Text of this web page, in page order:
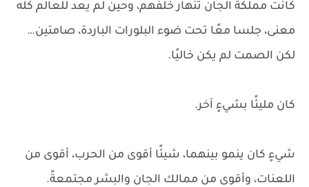
كانت مملكة الجان تنهار خلفهم، وحين لم يعد للعالم كله
معنى، جلسا معًا تحت ضوء البلورات الباردة، صامتين…
لكن الصمت لم يكن خاليًا.
كان مليئًا بشيءٍ آخر.
شيءٍ كان ينمو بينهما، شيئًا أقوى من الحرب، أقوى من
اللعنات، وأقوى من ممالك الجان والبشر مجتمعةً.